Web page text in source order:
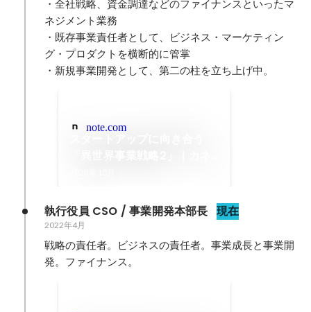
・全社戦略、資金調達などのファイナンスといったマ
ネジメント業務
・既存事業責任者として、ビジネス・マーケティン
グ・プロダクトを横断的に管掌
・新規事業開発として、第二の柱を立ち上げ中。
note.com
執行役員 CSO / 事業開発本部長 現在
2022年4月
戦略の責任者。ビジネスの責任者。事業成長と事業開
発。ファイナンス。